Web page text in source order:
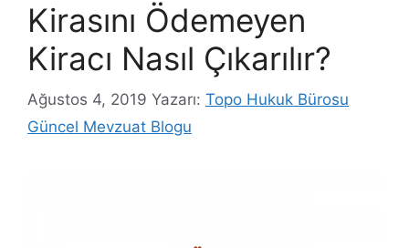
Kirasını Ödemeyen
Kiracı Nasıl Çıkarılır?
Ağustos 4, 2019 Yazarı: Topo Hukuk Bürosu
Güncel Mevzuat Blogu